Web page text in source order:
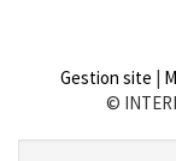
Gestion site |
©